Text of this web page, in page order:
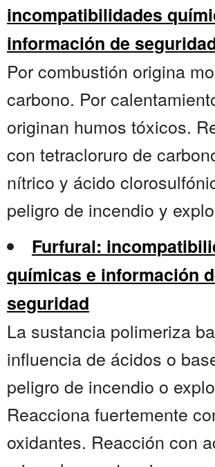
incompatibilidades
información de
Por combustión origina
carbono. Por
originan humos tóxicos.
con tetracloruro de
nítrico y ácido
peligro de incendio y
Furfural:
químicas e información
seguridad
La sustancia polimeriza
influencia de ácidos o
peligro de incendio o
Reacciona fuertemente
oxidantes. Reacción con